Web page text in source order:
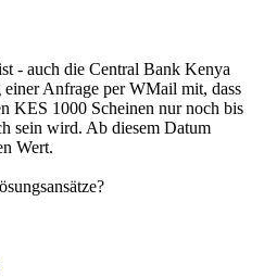
- auch die Central Bank Kenya
Anfrage per WMail mit, dass
KES 1000 Scheinen nur noch bis
sein wird. Ab diesem Datum
Wert.